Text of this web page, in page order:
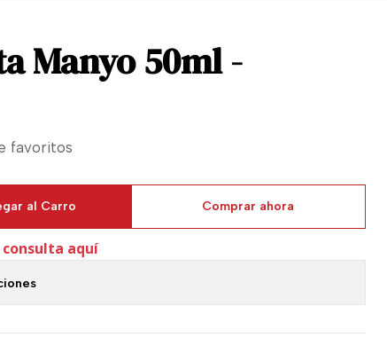
Manyo 50ml -
favoritos
al Carro Comprar ahora
aquí